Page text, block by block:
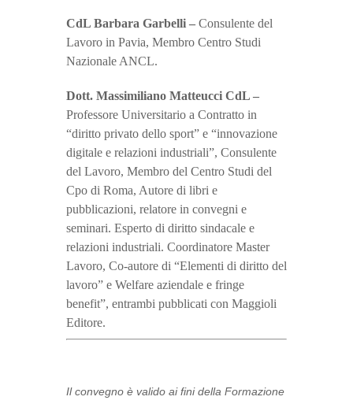
CdL Barbara Garbelli – Consulente del
Lavoro in Pavia, Membro Centro Studi
Nazionale ANCL.
Dott. Massimiliano Matteucci CdL –
Professore Universitario a Contratto in
“diritto privato dello sport” e “innovazione
digitale e relazioni industriali”, Consulente
del Lavoro, Membro del Centro Studi del
Cpo di Roma, Autore di libri e
pubblicazioni, relatore in convegni e
seminari. Esperto di diritto sindacale e
relazioni industriali. Coordinatore Master
Lavoro, Co-autore di “Elementi di diritto del
lavoro” e Welfare aziendale e fringe
benefit”, entrambi pubblicati con Maggioli
Editore.
Il convegno è valido ai fini della Formazione